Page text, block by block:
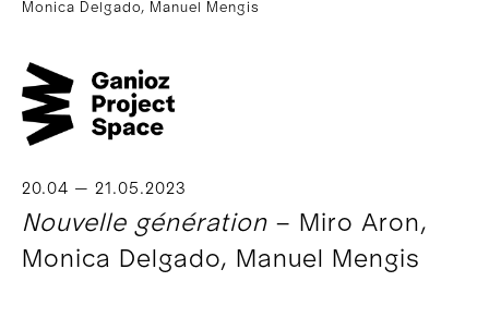
Monica Delgado, Manuel Mengis
20.04 — 21.05.2023
Nouvelle génération – Miro Aron,
Monica Delgado, Manuel Mengis